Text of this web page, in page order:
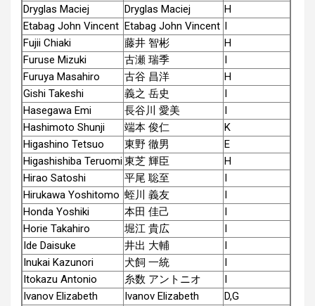
Dryglas Maciej
Dryglas Maciej
H
Etabag John Vincent Etabag John Vincent
Fujii Chiaki
藤井 智彬
H
Furuse Mizuki
古瀬 瑞季
Furuya Masahiro
古谷 昌洋
H
Gishi Takeshi
義之 岳史
Hasegawa Emi
長谷川 愛美
Hashimoto Shunji
端本 俊仁
K
Higashino Tetsuo
東野 徹男
E
Higashishiba Teruomi東芝 輝臣
H
Hirao Satoshi
平尾 聡至
Hirukawa Yoshitomo 蛭川 義友
Honda Yoshiki
本田 佳己
Horie Takahiro
堀江 貴広
Ide Daisuke
井出 大輔
Inukai Kazunori
犬飼 一統
Itokazu Antonio
糸数 アントニオ
Ivanov Elizabeth
Ivanov Elizabeth
D,G